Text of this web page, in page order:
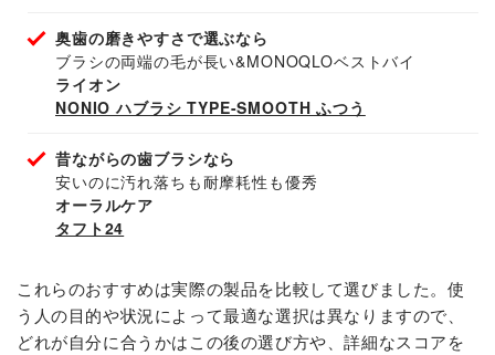
奥歯の磨きやすさで選ぶなら
ブラシの両端の毛が長い&MONOQLOベストバイ
ライオン
NONIO ハブラシ TYPE-SMOOTH ふつう
昔ながらの歯ブラシなら
安いのに汚れ落ちも耐摩耗性も優秀
オーラルケア
タフト24
これらのおすすめは実際の製品を比較して選びました。使
う人の目的や状況によって最適な選択は異なりますので、
どれが自分に合うかはこの後の選び方や、詳細なスコアを